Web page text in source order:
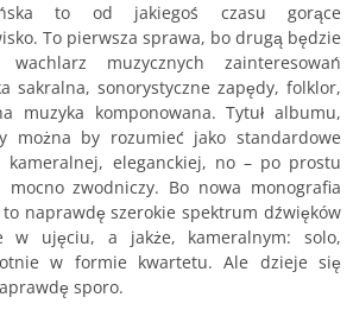
to od jakiegoś czasu gorące
To pierwsza sprawa, bo drugą będzie
muzycznych zainteresowań
sakralna, sonorystyczne zapędy, folklor,
muzyka komponowana. Tytuł albumu,
można by rozumieć jako standardowe
kameralnej, eleganckiej, no – po prostu
zwodniczy. Bo nowa monografia
to naprawdę szerokie spektrum dźwięków
w ujęciu, a jakże, kameralnym: solo,
w formie kwartetu. Ale dzieje się
sporo.